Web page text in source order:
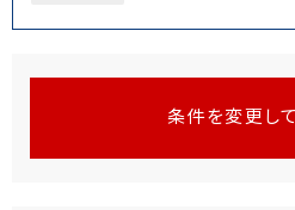
条件を変更して